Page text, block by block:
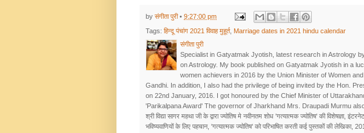
by संगीता पुरी• 9:27:00 pm
Tags: हिन्दू पंचांग 2021 विवाह मुहूर्त, Marriage dates in 2021 hindu calendar
संगीता पुरी
Specialist in Gatyatmak Jyotish, latest research in Astrology
on Astrology. My book published on Gatyatmak Jyotish in a
women achievers in 2016 by the Union Minister of Women
Gandhi. In addition, I also had the privilege of being invited by the Hon.
on 22nd January, 2016. I got honoured by the Chief Minister of
'Parikalpana Award' The governor of Jharkhand Mrs. Draupadi Murmu
श्री विद्या सागर महथा जी के द्वारा ज्योतिष मे नवीनतम शोध 'गत्यात्मक ज्योतिष' की विशेषज्ञा,
भविष्यवाणियों के लिए पहचान, 'गत्यात्मक ज्योतिष' को परिभाषित करती कई पुस्तकों की लेखिका,